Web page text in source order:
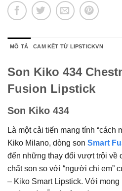
MÔ TẢ CAM KẾT TỪ LIPSTICKVN
Son Kiko 434
Fusion Lipstick
Son Kiko 434
Là một cải tiến mang tính “cách
Kiko Milano, dòng son Smart
đến những thay đổi vượt trội về
chất son so với “người chị em”
– Kiko Smart Lipstick. Với mong